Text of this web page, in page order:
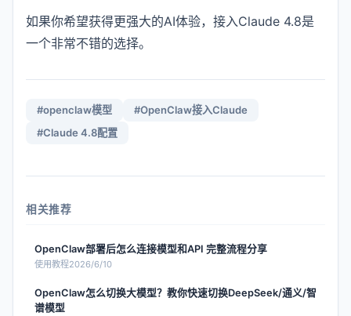
如果你希望获得更强大的AI体验，接入Claude 4.8是
一个非常不错的选择。
#openclaw模型 #OpenClaw接入Claude
#Claude 4.8配置
相关推荐
OpenClaw部署后怎么连接模型和API 完整流程分享
使用教程2026/6/10
OpenClaw怎么切换大模型？教你快速切换DeepSeek/通义/智
谱模型